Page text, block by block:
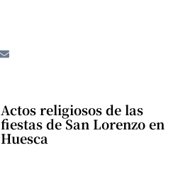
Actos religiosos de las
fiestas de San Lorenzo en
Huesca